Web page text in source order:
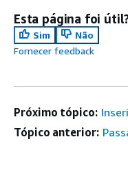
Esta página foi
Sim
Não
Fornecer feedback
Próximo tópico:
Tópico anterior: